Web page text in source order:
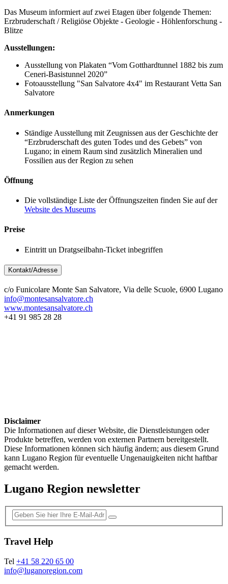
Das Museum informiert auf zwei Etagen über folgende Themen:
Erzbruderschaft / Religiöse Objekte - Geologie - Höhlenforschung -
Blitze
Ausstellungen:
Ausstellung von Plakaten “Vom Gotthardtunnel 1882 bis zum
Ceneri-Basistunnel 2020”
Fotoausstellung "San Salvatore 4x4" im Restaurant Vetta San
Salvatore
Anmerkungen
Ständige Ausstellung mit Zeugnissen aus der Geschichte der
“Erzbruderschaft des guten Todes und des Gebets” von
Lugano; in einem Raum sind zusätzlich Mineralien und
Fossilien aus der Region zu sehen
Öffnung
Die vollständige Liste der Öffnungszeiten finden Sie auf der
Website des Museums
Preise
Eintritt un Dratgseilbahn-Ticket inbegriffen
Kontakt/Adresse
c/o Funicolare Monte San Salvatore, Via delle Scuole, 6900 Lugano
info@montesansalvatore.ch
www.montesansalvatore.ch
+41 91 985 28 28
Disclaimer
Die Informationen auf dieser Website, die Dienstleistungen oder
Produkte betreffen, werden von externen Partnern bereitgestellt.
Diese Informationen können sich häufig ändern; aus diesem Grund
kann Lugano Region für eventuelle Ungenauigkeiten nicht haftbar
gemacht werden.
Lugano Region newsletter
Travel Help
Tel +41 58 220 65 00
info@luganoregion.com